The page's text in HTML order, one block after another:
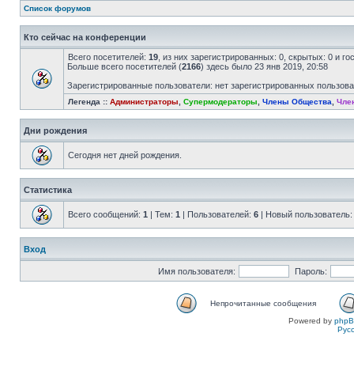
Список форумов
Кто сейчас на конференции
Всего посетителей: 19 , из них зарегистрированных: 0, скрытых: 0 и
Больше всего посетителей (2166) здесь было 23 янв 2019, 20:58
Зарегистрированные пользователи: нет зарегистрированных
Легенда :: Администраторы Супермодераторы Члены Общества
Дни рождения
Сегодня нет дней рождения.
Статистика
Всего сообщений: 1 | Тем: 1 | Пользователей: 6 | Новый пользователь:
Вход
Имя пользователя: Пароль:
Непрочитанные сообщения
Powered by